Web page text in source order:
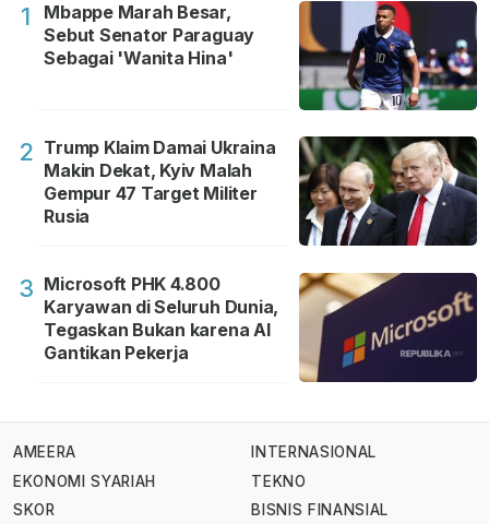
1
Mbappe Marah Besar,
Sebut Senator Paraguay
Sebagai 'Wanita Hina'
2 Trump Klaim Damai Ukraina
Makin Dekat, Kyiv Malah
Gempur 47 Target Militer
Rusia
3 Microsoft PHK 4.800
Karyawan di Seluruh Dunia,
Tegaskan Bukan karena AI
Gantikan Pekerja
AMEERA
EKONOMI SYARIAH
SKOR
INTERNASIONAL
TEKNO
BISNIS FINANSIAL